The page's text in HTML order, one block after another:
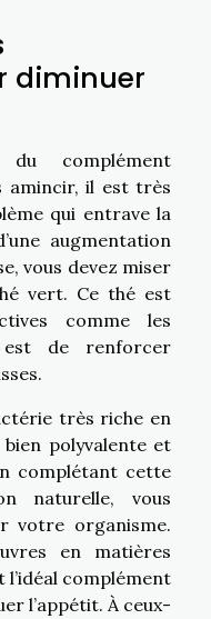
diminuer
complément
amincir, il est très
qui entrave la
augmentation
vous devez miser
vert. Ce thé est
comme les
de renforcer
très riche en
polyvalente et
complétant cette
naturelle, vous
votre organisme.
en matières
l’idéal complément
l’appétit. À ceux-